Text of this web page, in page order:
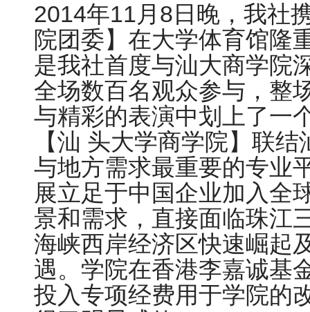
2014年11月8日晚，我社
院团委】在大学体育馆隆
是我社首度与汕大商学院
全场数百名观众参与，整
与精彩的表演中划上了一
【汕 头大学商学院】联
与地方需求最重要的专业
展立足于中国企业加入全
景和需求，直接面临珠江
海峡西岸经济区快速崛起
遇。学院在香港李嘉诚基
投入专项经费用于学院的